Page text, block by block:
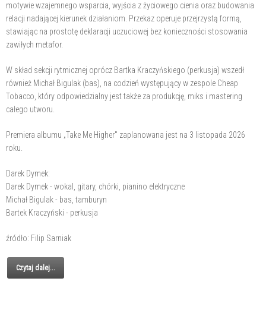
motywie wzajemnego wsparcia, wyjścia z życiowego cienia oraz budowania
relacji nadającej kierunek działaniom. Przekaz operuje przejrzystą formą,
stawiając na prostotę deklaracji uczuciowej bez konieczności stosowania
zawiłych metafor.
W skład sekcji rytmicznej oprócz Bartka Kraczyńskiego (perkusja) wszedł
również Michał Bigulak (bas), na codzień występujący w zespole Cheap
Tobacco, który odpowiedzialny jest także za produkcję, miks i mastering
całego utworu.
Premiera albumu „Take Me Higher" zaplanowana jest na 3 listopada 2026
roku.
Darek Dymek:
Darek Dymek - wokal, gitary, chórki, pianino elektryczne
Michał Bigulak - bas, tamburyn
Bartek Kraczyński - perkusja
źródło: Filip Sarniak
Czytaj dalej...